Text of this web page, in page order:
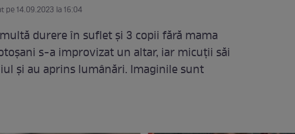
pe 14.09.2023 la 16:04
durere în suflet și 3 copii fără mama
s-a improvizat un altar, iar micuții săi
și au aprins lumânări. Imaginile sunt